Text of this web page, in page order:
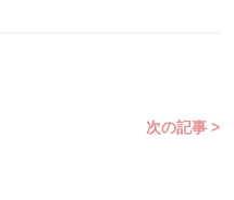
次の記事 >